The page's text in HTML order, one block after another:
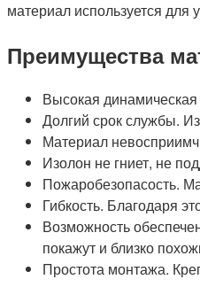
материал используется для
Преимущества
Высокая
Долгий срок службы.
Материал
Изолон не гниет, не
Пожаробезопасость.
Гибкость. Благодаря
Возможность
покажут и близко
Простота монтажа.